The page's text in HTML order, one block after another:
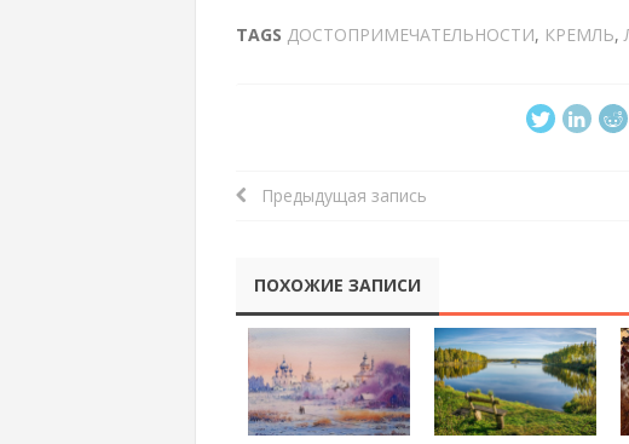
TAGS ДОСТОПРИМЕЧАТЕЛЬНОСТИ, КРЕМЛЬ,
Предыдущая запись
ПОХОЖИЕ ЗАПИСИ